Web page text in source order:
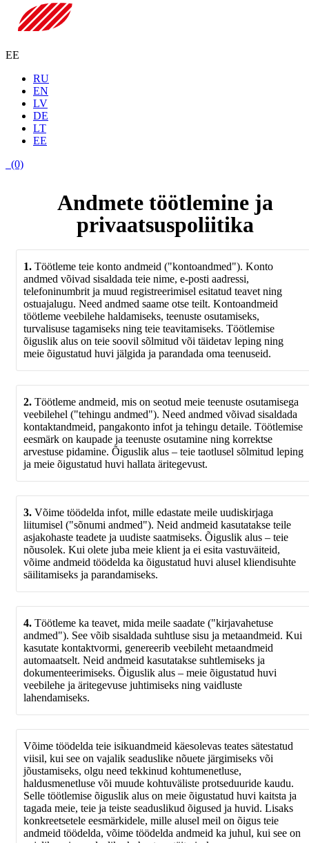
EE
RU
EN
LV
DE
LT
EE
(0)
Andmete töötlemine ja
privaatsuspoliitika
1. Töötleme teie konto andmeid ("kontoandmed"). Konto
andmed võivad sisaldada teie nime, e-posti aadressi,
telefoninumbrit ja muud registreerimisel esitatud teavet ning
ostuajalugu. Need andmed saame otse teilt. Kontoandmeid
töötleme veebilehe haldamiseks, teenuste osutamiseks,
turvalisuse tagamiseks ning teie teavitamiseks. Töötlemise
õiguslik alus on teie soovil sõlmitud või täidetav leping ning
meie õigustatud huvi jälgida ja parandada oma teenuseid.
2. Töötleme andmeid, mis on seotud meie teenuste osutamisega
veebilehel ("tehingu andmed"). Need andmed võivad sisaldada
kontaktandmeid, pangakonto infot ja tehingu detaile. Töötlemise
eesmärk on kaupade ja teenuste osutamine ning korrektse
arvestuse pidamine. Õiguslik alus – teie taotlusel sõlmitud leping
ja meie õigustatud huvi hallata äritegevust.
3. Võime töödelda infot, mille edastate meile uudiskirjaga
liitumisel ("sõnumi andmed"). Neid andmeid kasutatakse teile
asjakohaste teadete ja uudiste saatmiseks. Õiguslik alus – teie
nõusolek. Kui olete juba meie klient ja ei esita vastuväiteid,
võime andmeid töödelda ka õigustatud huvi alusel kliendisuhte
säilitamiseks ja parandamiseks.
4. Töötleme ka teavet, mida meile saadate ("kirjavahetuse
andmed"). See võib sisaldada suhtluse sisu ja metaandmeid. Kui
kasutate kontaktvormi, genereerib veebileht metaandmeid
automaatselt. Neid andmeid kasutatakse suhtlemiseks ja
dokumenteerimiseks. Õiguslik alus – meie õigustatud huvi
veebilehe ja äritegevuse juhtimiseks ning vaidluste
lahendamiseks.
Võime töödelda teie isikuandmeid käesolevas teates sätestatud
viisil, kui see on vajalik seaduslike nõuete järgimiseks või
jõustamiseks, olgu need tekkinud kohtumenetluse,
haldusmenetluse või muude kohtuväliste protseduuride kaudu.
Selle töötlemise õiguslik alus on meie õigustatud huvi kaitsta ja
tagada meie, teie ja teiste seaduslikud õigused ja huvid. Lisaks
konkreetsetele eesmärkidele, mille alusel meil on õigus teie
andmeid töödelda, võime töödelda andmeid ka juhul, kui see on